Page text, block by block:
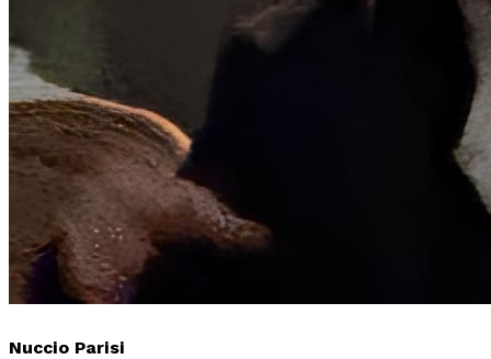
Nuccio Parisi